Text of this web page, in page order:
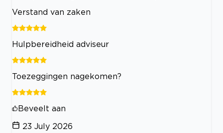
Verstand van zaken
Hulpbereidheid adviseur
Toezeggingen nagekomen?
Beveelt aan
23 July 2026